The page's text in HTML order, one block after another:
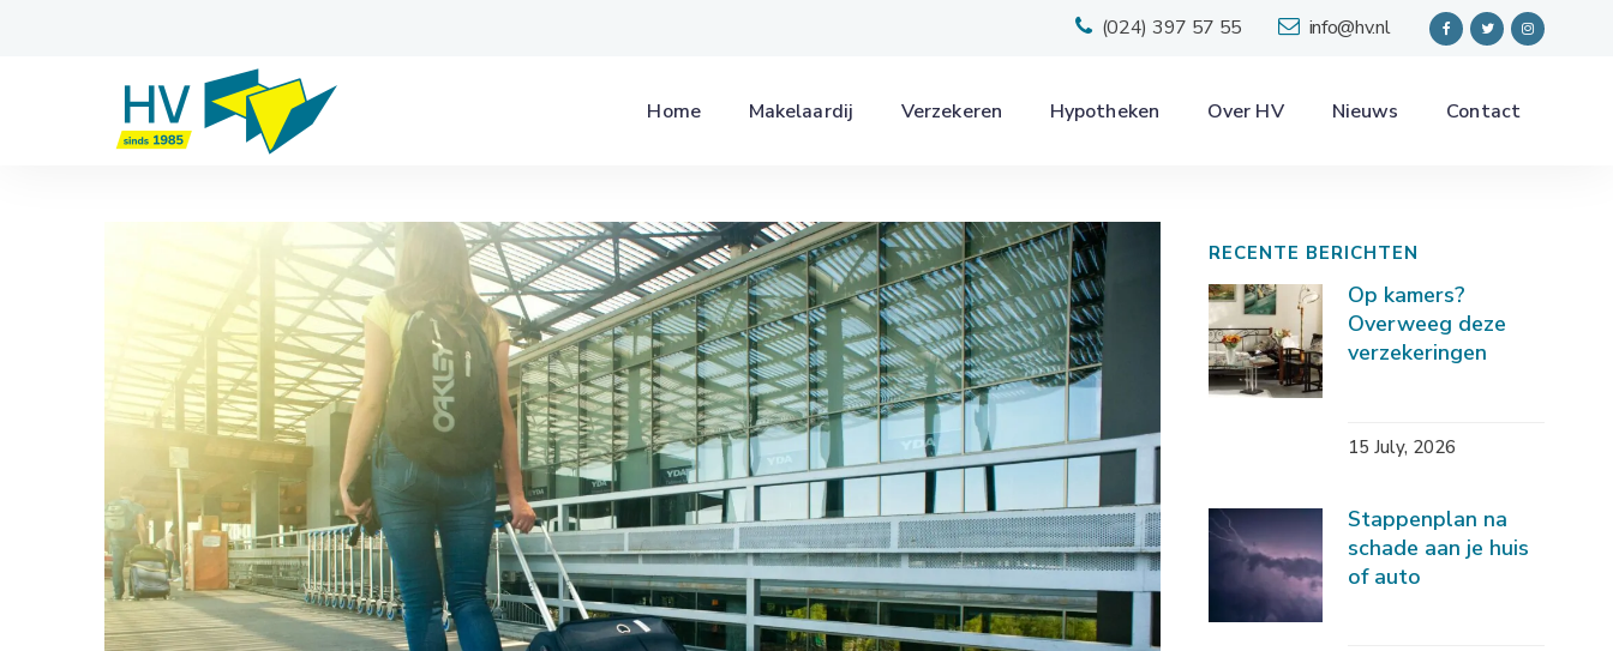
(024) 397 57 55 info@hv.nl
Home Makelaardij Verzekeren Hypotheken Over HV Nieuws Contact
RECENTE BERICHTEN
Op kamers?
Overweeg deze
verzekeringen
15 July, 2026
Stappenplan na
schade aan je huis
of auto